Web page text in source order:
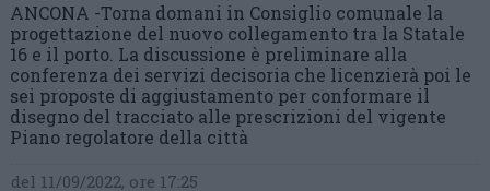
ANCONA -Torna domani in Consiglio comunale la
progettazione del nuovo collegamento tra la Statale
16 e il porto. La discussione è preliminare alla
conferenza dei servizi decisoria che licenzierà poi le
sei proposte di aggiustamento per conformare il
disegno del tracciato alle prescrizioni del vigente
Piano regolatore della città
del 11/09/2022, ore 17:25